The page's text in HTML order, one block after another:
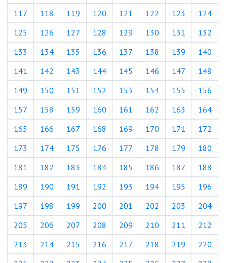
117
118 119 120 121 122 123
124
125
126 127 128 129 130 131
132
133
134 135 136 137 138 139
140
141
142 143 144 145 146 147
148
149
150 151 152 153 154 155
156
157
158 159 160 161 162 163
164
165
166 167 168 169 170 171
172
173
174 175 176 177 178 179
180
181
182 183 184 185 186 187
188
189
190 191 192 193 194 195
196
197
198 199 200 201 202 203
204
205
206 207 208 209 210 211
212
213
214 215 216 217 218 219
220